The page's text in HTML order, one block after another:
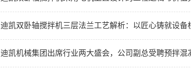
迪凯双卧轴搅拌机三层法兰工艺解析：以匠心铸就设备
迪凯机械集团出席行业两大盛会，公司副总受聘预拌混